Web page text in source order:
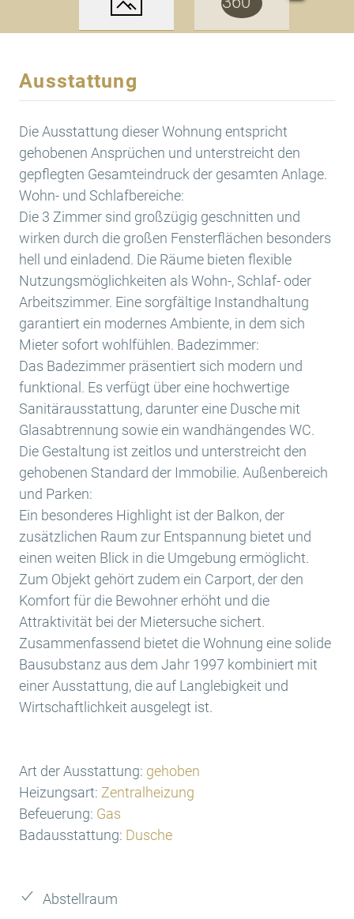
Ausstattung
Die Ausstattung dieser Wohnung entspricht
gehobenen Ansprüchen und unterstreicht den
gepflegten Gesamteindruck der gesamten Anlage.
Wohn- und Schlafbereiche:
Die 3 Zimmer sind großzügig geschnitten und
wirken durch die großen Fensterflächen besonders
hell und einladend. Die Räume bieten flexible
Nutzungsmöglichkeiten als Wohn-, Schlaf- oder
Arbeitszimmer. Eine sorgfältige Instandhaltung
garantiert ein modernes Ambiente, in dem sich
Mieter sofort wohlfühlen. Badezimmer:
Das Badezimmer präsentiert sich modern und
funktional. Es verfügt über eine hochwertige
Sanitärausstattung, darunter eine Dusche mit
Glasabtrennung sowie ein wandhängendes WC.
Die Gestaltung ist zeitlos und unterstreicht den
gehobenen Standard der Immobilie. Außenbereich
und Parken:
Ein besonderes Highlight ist der Balkon, der
zusätzlichen Raum zur Entspannung bietet und
einen weiten Blick in die Umgebung ermöglicht.
Zum Objekt gehört zudem ein Carport, der den
Komfort für die Bewohner erhöht und die
Attraktivität bei der Mietersuche sichert.
Zusammenfassend bietet die Wohnung eine solide
Bausubstanz aus dem Jahr 1997 kombiniert mit
einer Ausstattung, die auf Langlebigkeit und
Wirtschaftlichkeit ausgelegt ist.
Art der Ausstattung: gehoben
Heizungsart: Zentralheizung
Befeuerung: Gas
Badausstattung: Dusche
Abstellraum